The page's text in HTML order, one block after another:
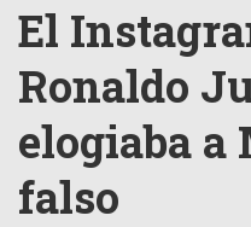
El
Ronaldo
elogiaba a
falso